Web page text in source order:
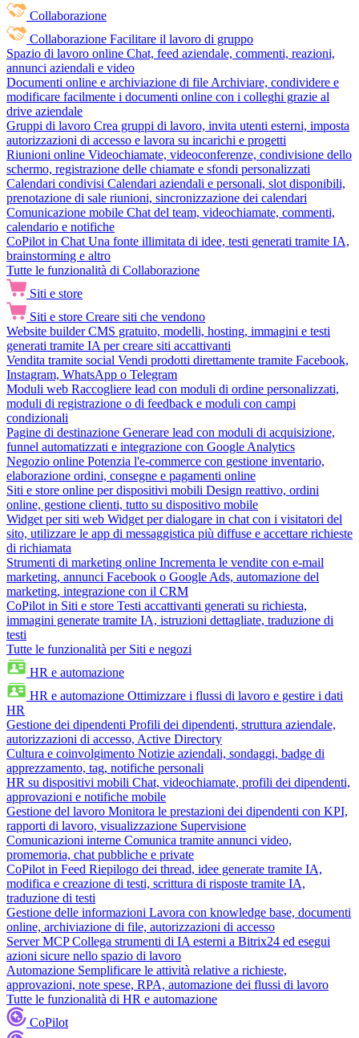
Collaborazione
Collaborazione Facilitare il lavoro di gruppo
Spazio di lavoro online Chat, feed aziendale, commenti, reazioni,
annunci aziendali e video
Documenti online e archiviazione di file Archiviare, condividere e
modificare facilmente i documenti online con i colleghi grazie al
drive aziendale
Gruppi di lavoro Crea gruppi di lavoro, invita utenti esterni, imposta
autorizzazioni di accesso e lavora su incarichi e progetti
Riunioni online Videochiamate, videoconferenze, condivisione dello
schermo, registrazione delle chiamate e sfondi personalizzati
Calendari condivisi Calendari aziendali e personali, slot disponibili,
prenotazione di sale riunioni, sincronizzazione dei calendari
Comunicazione mobile Chat del team, videochiamate, commenti,
calendario e notifiche
CoPilot in Chat Una fonte illimitata di idee, testi generati tramite IA,
brainstorming e altro
Tutte le funzionalità di Collaborazione
Siti e store
Siti e store Creare siti che vendono
Website builder CMS gratuito, modelli, hosting, immagini e testi
generati tramite IA per creare siti accattivanti
Vendita tramite social Vendi prodotti direttamente tramite Facebook,
Instagram, WhatsApp o Telegram
Moduli web Raccogliere lead con moduli di ordine personalizzati,
moduli di registrazione o di feedback e moduli con campi
condizionali
Pagine di destinazione Generare lead con moduli di acquisizione,
funnel automatizzati e integrazione con Google Analytics
Negozio online Potenzia l'e-commerce con gestione inventario,
elaborazione ordini, consegne e pagamenti online
Siti e store online per dispositivi mobili Design reattivo, ordini
online, gestione clienti, tutto su dispositivo mobile
Widget per siti web Widget per dialogare in chat con i visitatori del
sito, utilizzare le app di messaggistica più diffuse e accettare richieste
di richiamata
Strumenti di marketing online Incrementa le vendite con e-mail
marketing, annunci Facebook o Google Ads, automazione del
marketing, integrazione con il CRM
CoPilot in Siti e store Testi accattivanti generati su richiesta,
immagini generate tramite IA, istruzioni dettagliate, traduzione di
testi
Tutte le funzionalità per Siti e negozi
HR e automazione
HR e automazione Ottimizzare i flussi di lavoro e gestire i dati
HR
Gestione dei dipendenti Profili dei dipendenti, struttura aziendale,
autorizzazioni di accesso, Active Directory
Cultura e coinvolgimento Notizie aziendali, sondaggi, badge di
apprezzamento, tag, notifiche personali
HR su dispositivi mobili Chat, videochiamate, profili dei dipendenti,
approvazioni e notifiche mobile
Gestione del lavoro Monitora le prestazioni dei dipendenti con KPI,
rapporti di lavoro, visualizzazione Supervisione
Comunicazioni interne Comunica tramite annunci video,
promemoria, chat pubbliche e private
CoPilot in Feed Riepilogo dei thread, idee generate tramite IA,
modifica e creazione di testi, scrittura di risposte tramite IA,
traduzione di testi
Gestione delle informazioni Lavora con knowledge base, documenti
online, archiviazione di file, autorizzazioni di accesso
Server MCP Collega strumenti di IA esterni a Bitrix24 ed esegui
azioni sicure nello spazio di lavoro
Automazione Semplificare le attività relative a richieste,
approvazioni, note spese, RPA, automazione dei flussi di lavoro
Tutte le funzionalità di HR e automazione
CoPilot